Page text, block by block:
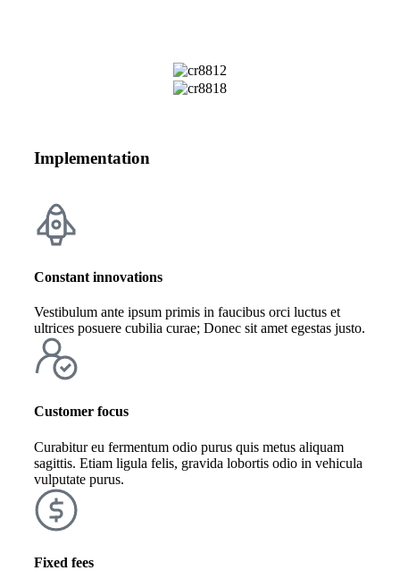
Implementation
Constant innovations
Vestibulum ante ipsum primis in faucibus orci luctus et
ultrices posuere cubilia curae; Donec sit amet egestas justo.
Customer focus
Curabitur eu fermentum odio purus quis metus aliquam
sagittis. Etiam ligula felis, gravida lobortis odio in vehicula
vulputate purus.
Fixed fees